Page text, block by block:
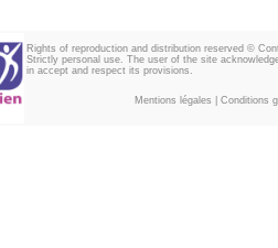
Rights of reproduction and distribution reserved ©
Strictly personal use. The user of the site
in accept and respect its provisions.
Mentions légales Conditions